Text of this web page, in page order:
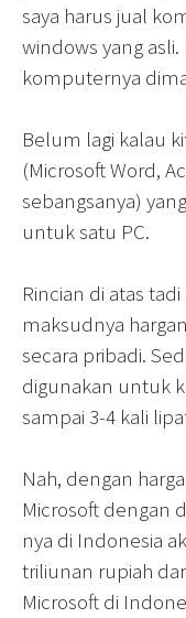
saya harus jual
windows yang
komputernya
Belum lagi kalau
(Microsoft Word,
sebangsanya)
untuk satu PC.
Rincian di atas
maksudnya
secara pribadi.
digunakan untuk
sampai 3-4 kali
Nah, dengan
Microsoft dengan
nya di Indonesia
triliunan rupiah
Microsoft di